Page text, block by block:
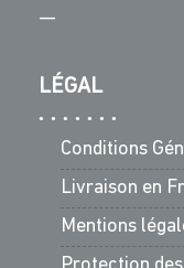
—
LÉGAL
Conditions
Livraison en
Mentions